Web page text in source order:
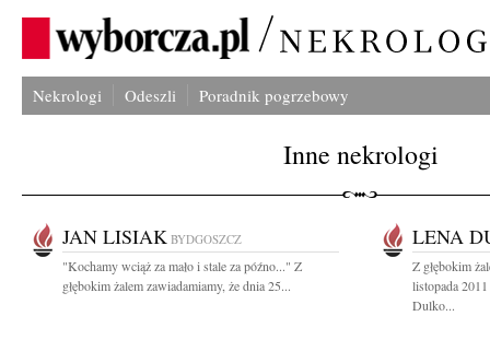
Nekrologi Odeszli Poradnik pogrzebowy
Inne nekrologi
JAN LISIAK BYDGOSZCZ
"Kochamy wciąż za mało i stale za późno..." Z
głębokim żalem zawiadamiamy, że dnia 25...
LENA
Z głębokim
listopada
Dulko...